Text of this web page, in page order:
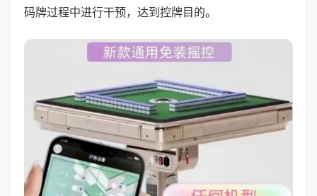
码牌过程中进行干预，达到控牌目的。